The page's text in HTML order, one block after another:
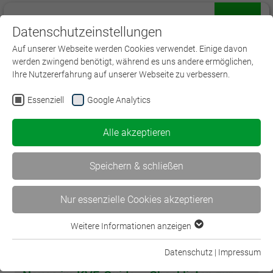
Datenschutzeinstellungen
Auf unserer Webseite werden Cookies verwendet. Einige davon
werden zwingend benötigt, während es uns andere ermöglichen,
Ihre Nutzererfahrung auf unserer Webseite zu verbessern.
Essenziell Google Analytics
Alle akzeptieren
Speichern & schließen
Nur essenzielle Cookies akzeptieren
Essenzielle Cookies werden für grundlegende Funktionen der
Weitere Informationen anzeigen
Datenschutz | Impressum